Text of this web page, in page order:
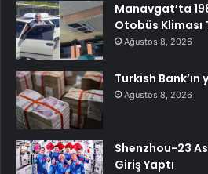
Manavgat’ta
Otobüs Kliması
Ağustos 8, 2026
Turkish
Ağustos 8, 2026
Shenzhou-23
Giriş Yaptı